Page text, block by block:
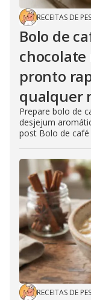
RECEITAS DE
Bolo de
pronto
qualquer
Prepare bolo de
desjejum
post Bolo de café
RECEITAS DE